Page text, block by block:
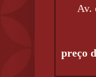
Av.
preço